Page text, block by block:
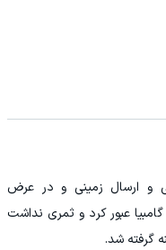
و ارسال زمینی و در عرض
عبور کرد و ثمری نداشت
گرفته شد.